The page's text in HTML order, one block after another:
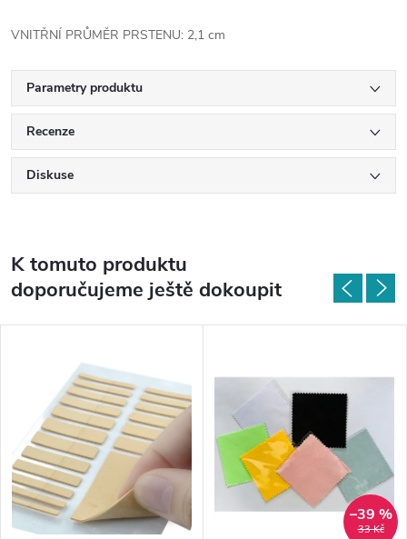
VNITŘNÍ PRŮMĚR PRSTENU: 2,1 cm
Parametry produktu
Recenze
Diskuse
K tomuto produktu
doporučujeme ještě dokoupit
33 Kč
–39 %